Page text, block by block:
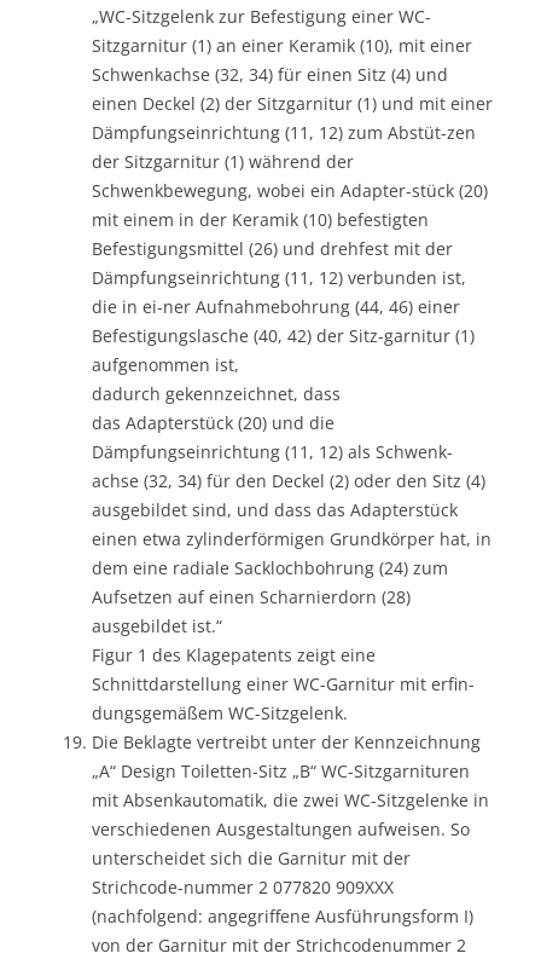
„WC-Sitzgelenk zur Befestigung einer WC-
Sitzgarnitur (1) an einer Keramik (10), mit einer
Schwenkachse (32, 34) für einen Sitz (4) und
einen Deckel (2) der Sitzgarnitur (1) und mit einer
Dämpfungseinrichtung (11, 12) zum Abstüt-zen
der Sitzgarnitur (1) während der
Schwenkbewegung, wobei ein Adapter-stück (20)
mit einem in der Keramik (10) befestigten
Befestigungsmittel (26) und drehfest mit der
Dämpfungseinrichtung (11, 12) verbunden ist,
die in ei-ner Aufnahmebohrung (44, 46) einer
Befestigungslasche (40, 42) der Sitz-garnitur (1)
aufgenommen ist,
dadurch gekennzeichnet, dass
das Adapterstück (20) und die
Dämpfungseinrichtung (11, 12) als Schwenk-
achse (32, 34) für den Deckel (2) oder den Sitz (4)
ausgebildet sind, und dass das Adapterstück
einen etwa zylinderförmigen Grundkörper hat, in
dem eine radiale Sacklochbohrung (24) zum
Aufsetzen auf einen Scharnierdorn (28)
ausgebildet ist.“
Figur 1 des Klagepatents zeigt eine
Schnittdarstellung einer WC-Garnitur mit erfin-
dungsgemäßem WC-Sitzgelenk.
Die Beklagte vertreibt unter der Kennzeichnung
„A“ Design Toiletten-Sitz „B“ WC-Sitzgarnituren
mit Absenkautomatik, die zwei WC-Sitzgelenke in
verschiedenen Ausgestaltungen aufweisen. So
unterscheidet sich die Garnitur mit der
Strichcode-nummer 2 077820 909XXX
(nachfolgend: angegriffene Ausführungsform I)
von der Garnitur mit der Strichcodenummer 2